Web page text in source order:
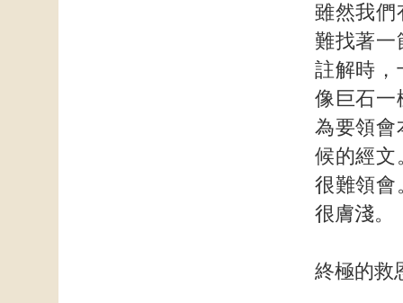
雖然我們
難找著一
註解時，
像巨石一
為要領會
候的經文
很難領會
很膚淺。
終極的救